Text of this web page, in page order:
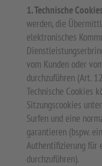
1. Technische
werden, die
elektronisches
vom Kunden oder
durchzuführen (Art.
Technische Cookies
Sitzungscookies
Surfen und eine
garantieren (bspw.
Authentifizierung für
durchzuführen).